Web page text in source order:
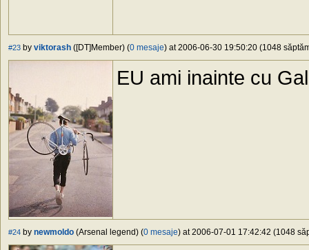
#23 by viktorash ([DT]Member) (0 mesaje) at 2006-06-30 19:50:20 (1048
EU ami inainte cu
#24 by newmoldo (Arsenal legend) (0 mesaje) at 2006-07-01 17:42:42 (1048